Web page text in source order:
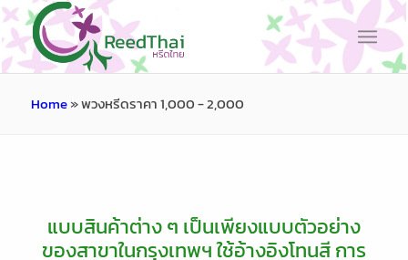
Home»พวงหรีดราคา 1,000 - 2,000
แบบสินค้าต่าง ๆ เป็นเพียงแบบตัวอย่าง
ของสาขาในกรุงเทพฯ ใช้อ้างอิงโทนสี การ